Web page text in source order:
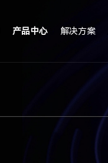
产品中心 解决方案